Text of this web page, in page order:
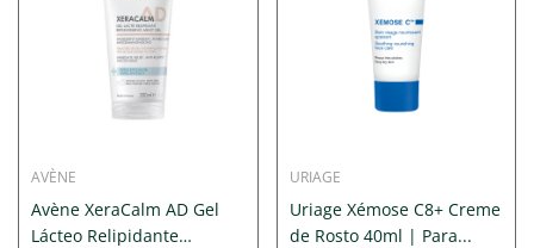
AVÈNE
Avène XeraCalm AD Gel
Lácteo Relipidante
URIAGE
Uriage Xémose C8+ Creme
de Rosto 40ml | Para...